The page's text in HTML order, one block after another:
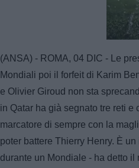
(ANSA) - ROMA, 04 DIC - Le
Mondiali poi il forfeit di Karim
e Olivier Giroud non sta
in Qatar ha già segnato tre reti
marcatore di sempre con la
poter battere Thierry Henry. È
durante un Mondiale - ha detto